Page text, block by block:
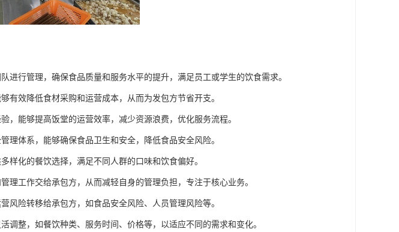
进行管理，确保食品质量和服务水平的提升，满足员工或学生的饮食需求。
有效降低食材采购和运营成本，从而为发包方节省开支。
，能够提高饭堂的运营效率，减少资源浪费，优化服务流程。
理体系，能够确保食品卫生和安全，降低食品安全风险。
样化的餐饮选择，满足不同人群的口味和饮食偏好。
理工作交给承包方，从而减轻自身的管理负担，专注于核心业务。
风险转移给承包方，如食品安全风险、人员管理风险等。
调整，如餐饮种类、服务时间、价格等，以适应不同的需求和变化。